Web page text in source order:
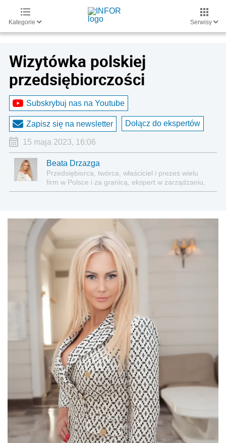
Kategorie Serwisy
Wizytówka polskiej
przedsiębiorczości
Subskrybuj nas na Youtube
Zapisz się na newsletter Dołącz do ekspertów
15 maja 2023, 16:06
Beata Drzazga
Przedsiębiorca, twórca, właściciel i prezes wielu
firm w Polsce i za granicą, ekspert w zarządzaniu,
ceniona prelegentka na konferencjach
doradza innym w prowadzeniu biznesu, zajmuje się
także działalnością charytatywną, współautorka
prac naukowych z dziedziny ochrony zdrowia,
Dziekan Wydziału Medycznego Akademii
Górnośląskiej im. Wojciecha Korfantego w
Katowicach.